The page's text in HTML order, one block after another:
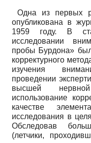
Одна из первых
опубликована в
1959 году. В
исследовании
пробы Бурдона»
корректурного
изучения
проведении
высшей
использование
качестве
исследования в
Обследовав
(летчики,